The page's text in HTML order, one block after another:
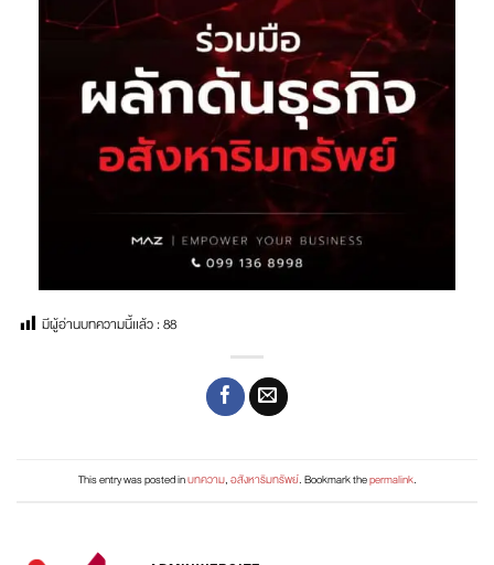
มีผู้อ่านบทความนี้เเล้ว :88
This entry was posted inบทความ,อสังหาริมทรัพย์. Bookmark thepermalink.